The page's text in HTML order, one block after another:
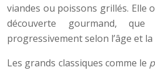
viandes ou poissons grillés. Elle
découverte gourmand,
progressivement selon l’âge et
Les grands classiques comme le